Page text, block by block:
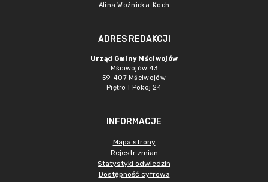
Alina Woźnicka-Koch
ADRES REDAKCJI
Urząd Gminy Mściwojów
Mściwojów 43
59-407 Mściwojów
Piętro I Pokój 24
INFORMACJE
Mapa strony
Rejestr zmian
Statystyki odwiedzin
Dostępność cyfrowa